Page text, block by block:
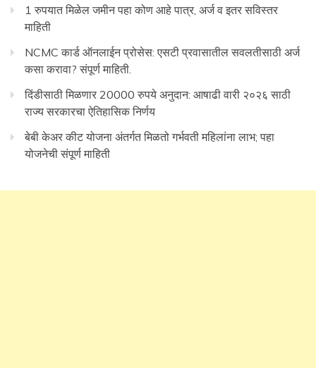
1 रुपयात मिळेल जमीन पहा कोण आहे पात्र, अर्ज व इतर सविस्तर
माहिती
NCMC कार्ड ऑनलाईन प्रोसेस: एसटी प्रवासातील सवलतीसाठी अर्ज
कसा करावा? संपूर्ण माहिती.
दिंडीसाठी मिळणार 20000 रुपये अनुदान: आषाढी वारी २०२६ साठी
राज्य सरकारचा ऐतिहासिक निर्णय
बेबी केअर कीट योजना अंतर्गत मिळतो गर्भवती महिलांना लाभ; पहा
योजनेची संपूर्ण माहिती